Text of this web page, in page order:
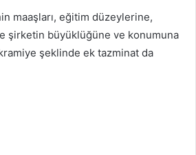
maaşları, eğitim düzeylerine,
şirketin büyüklüğüne ve konumuna
şeklinde ek tazminat da